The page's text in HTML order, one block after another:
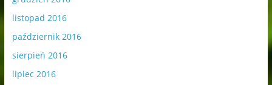
listopad 2016
październik 2016
sierpień 2016
lipiec 2016